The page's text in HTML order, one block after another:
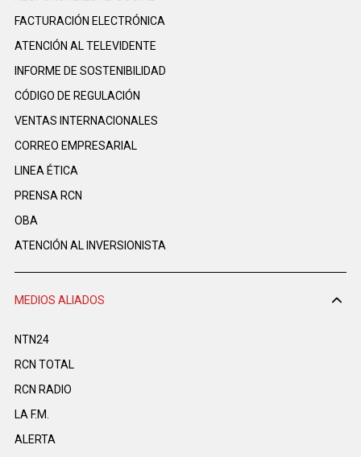
FACTURACIÓN ELECTRÓNICA
ATENCIÓN AL TELEVIDENTE
INFORME DE SOSTENIBILIDAD
CÓDIGO DE REGULACIÓN
VENTAS INTERNACIONALES
CORREO EMPRESARIAL
LINEA ÉTICA
PRENSA RCN
OBA
ATENCIÓN AL INVERSIONISTA
MEDIOS ALIADOS
NTN24
RCN TOTAL
RCN RADIO
LA F.M.
ALERTA